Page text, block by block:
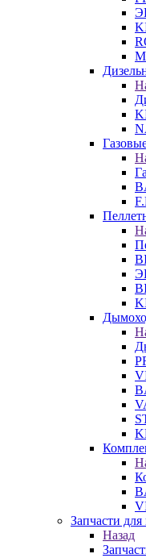
Запчасти для
Назад